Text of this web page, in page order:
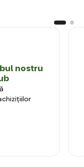
nostru